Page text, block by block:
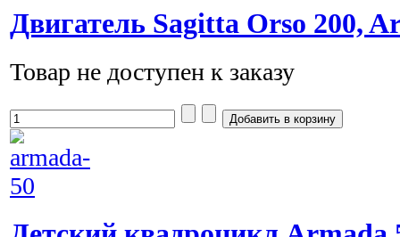
Двигатель Sagitta Orso 200,
Товар не доступен к заказу